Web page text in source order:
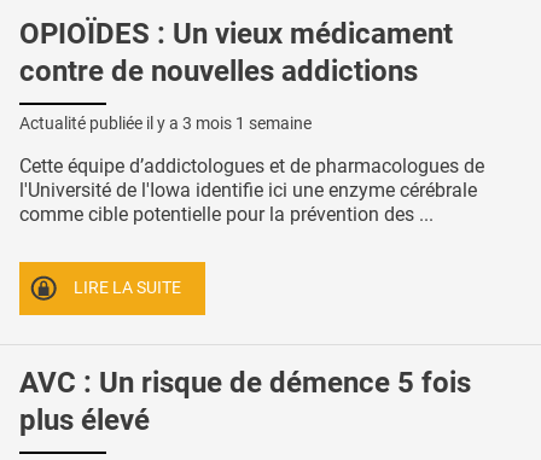
OPIOÏDES : Un vieux médicament
contre de nouvelles addictions
Actualité publiée il y a 3 mois 1 semaine
Cette équipe d’addictologues et de pharmacologues de
l'Université de l'Iowa identifie ici une enzyme cérébrale
comme cible potentielle pour la prévention des ...
LIRE LA SUITE
AVC : Un risque de démence 5 fois
plus élevé